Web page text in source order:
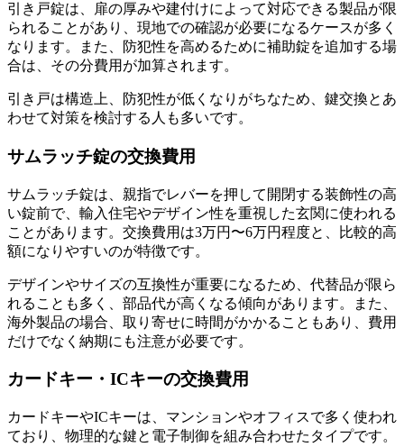
引き戸錠は、扉の厚みや建付けによって対応できる製品が限
られることがあり、現地での確認が必要になるケースが多く
なります。また、防犯性を高めるために補助錠を追加する場
合は、その分費用が加算されます。
引き戸は構造上、防犯性が低くなりがちなため、鍵交換とあ
わせて対策を検討する人も多いです。
サムラッチ錠の交換費用
サムラッチ錠は、親指でレバーを押して開閉する装飾性の高
い錠前で、輸入住宅やデザイン性を重視した玄関に使われる
ことがあります。交換費用は3万円〜6万円程度と、比較的高
額になりやすいのが特徴です。
デザインやサイズの互換性が重要になるため、代替品が限ら
れることも多く、部品代が高くなる傾向があります。また、
海外製品の場合、取り寄せに時間がかかることもあり、費用
だけでなく納期にも注意が必要です。
カードキー・ICキーの交換費用
カードキーやICキーは、マンションやオフィスで多く使われ
ており、物理的な鍵と電子制御を組み合わせたタイプです。